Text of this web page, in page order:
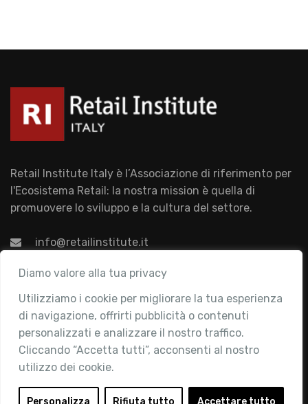
Diamo valore alla tua privacy
Utilizziamo i cookie per migliorare la tua esperienza
di navigazione, offrirti pubblicità o contenuti
personalizzati e analizzare il nostro traffico.
Cliccando “Accetta tutti”, acconsenti al nostro
utilizzo dei cookie.
Personalizza Rifiuta tutto Accettare tutto
Retail Institute Italy è l’Associazione di riferimento per
l'Ecosistema Retail: la nostra mission è quella di
promuovere lo sviluppo e la cultura del settore.
info@retailinstitute.it
Associazione
Chi siamo
Attività
Contatti
Area Riservata
Login